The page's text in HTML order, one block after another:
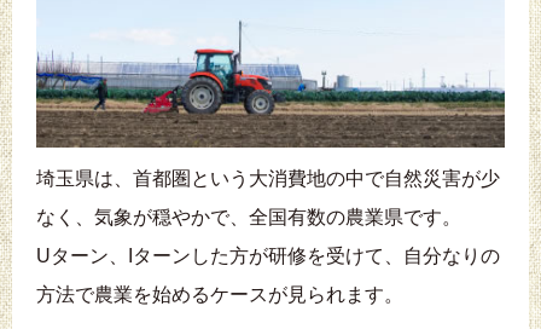
埼玉県は、首都圏という大消費地の中で自然災害が少
なく、気象が穏やかで、全国有数の農業県です。
Uターン、Iターンした方が研修を受けて、自分なりの
方法で農業を始めるケースが見られます。